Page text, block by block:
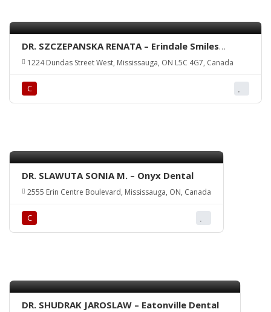
DR. SZCZEPANSKA RENATA – Erindale Smiles
Dental Clinic
1224 Dundas Street West, Mississauga, ON L5C 4G7, Canada
С
DR. SLAWUTA SONIA M. – Onyx Dental
2555 Erin Centre Boulevard, Mississauga, ON, Canada
С
DR. SHUDRAK JAROSLAW – Eatonville Dental